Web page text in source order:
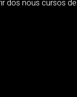
dos nous cursos de